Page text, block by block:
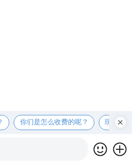
你们是怎么收费的呢？ 现在有